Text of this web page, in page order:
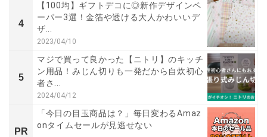
4
【100均】ギフトデコに◎新作デザインペ
ーパー3選！金箔や透ける大人かわいいデ
ザ...
2023/04/10
5
マジで買って良かった【ニトリ】のキッチ
ン用品！みじん切りも一発だから自炊初心
者さ...
2024/04/12
PR
「今日の目玉商品は？」毎日変わるAmaz
onタイムセールが見逃せない